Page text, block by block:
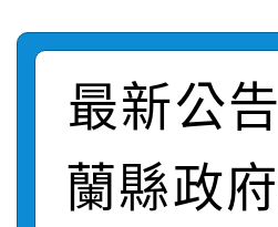
賽實施要
動辦法」
轉知臺中
城市手牽
畫影片一案
轉知：「
劇比賽實
轉知：桃
最新公
蘭縣政